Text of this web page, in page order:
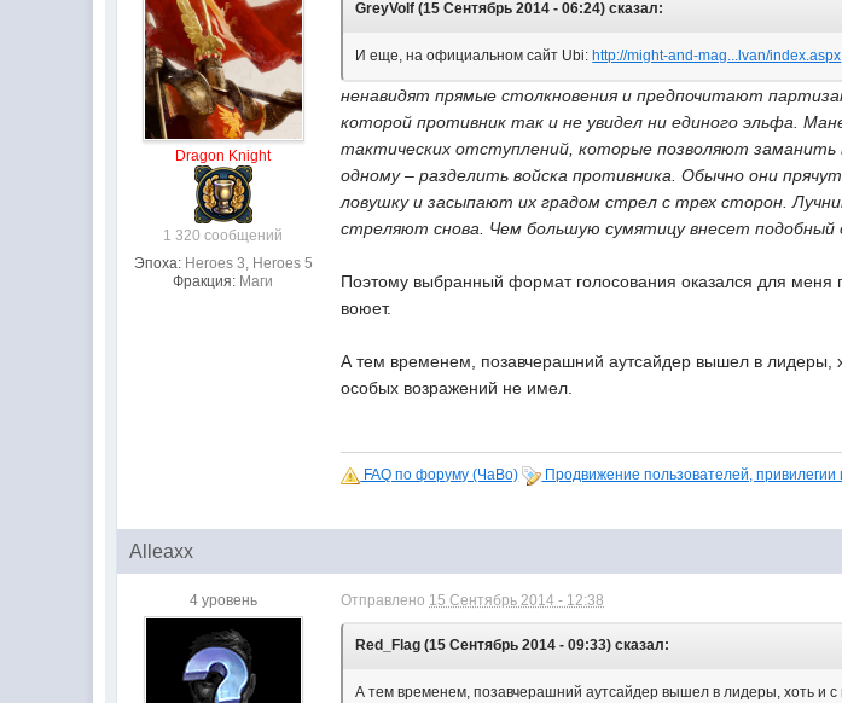
Dragon Knight
1 320 сообщений
Эпоха: Heroes 3, Heroes 5
Фракция: Маги
GreyVolf (15 Сентябрь 2014 - 06:24) сказал:
И еще, на официальном сайт Ubi: http://might-and-mag...lvan/index.aspx
ненавидят прямые столкновения и предпочитают
которой противник так и не увидел ни единого эльфа.
тактических отступлений, которые позволяют
одному – разделить войска противника. Обычно они
ловушку и засыпают их градом стрел с трех сторон.
стреляют снова. Чем большую сумятицу внесет
Поэтому выбранный формат голосования оказался для меня
воюет.
А тем временем, позавчерашний аутсайдер вышел в
особых возражений не имел.
FAQ по форуму (ЧаВо) Продвижение пользователей, привилегии
Alleaxx
4 уровень Отправлено 15 Сентябрь 2014 - 12:38
Red_Flag (15 Сентябрь 2014 - 09:33) сказал:
А тем временем, позавчерашний аутсайдер вышел в лидеры, хоть и